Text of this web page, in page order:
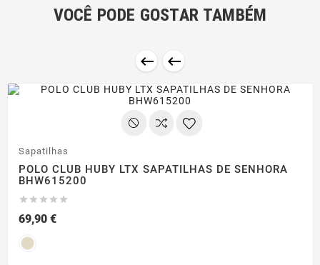
VOCÊ PODE GOSTAR TAMBÉM
 
Sapatilhas
POLO CLUB HUBY LTX SAPATILHAS DE SENHORA
BHW615200
    
69,90 €